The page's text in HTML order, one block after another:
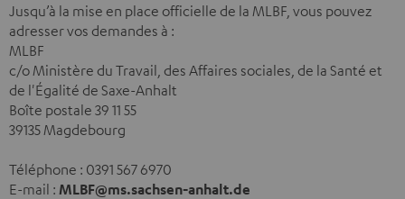
Jusqu’à la mise en place officielle de la MLBF, vous pouvez
adresser vos demandes à :
MLBF
c/o Ministère du Travail, des Affaires sociales, de la Santé et
de l'Égalité de Saxe-Anhalt
Boîte postale 39 11 55
39135 Magdebourg
Téléphone : 0391 567 6970
E-mail : MLBF@ms.sachsen-anhalt.de